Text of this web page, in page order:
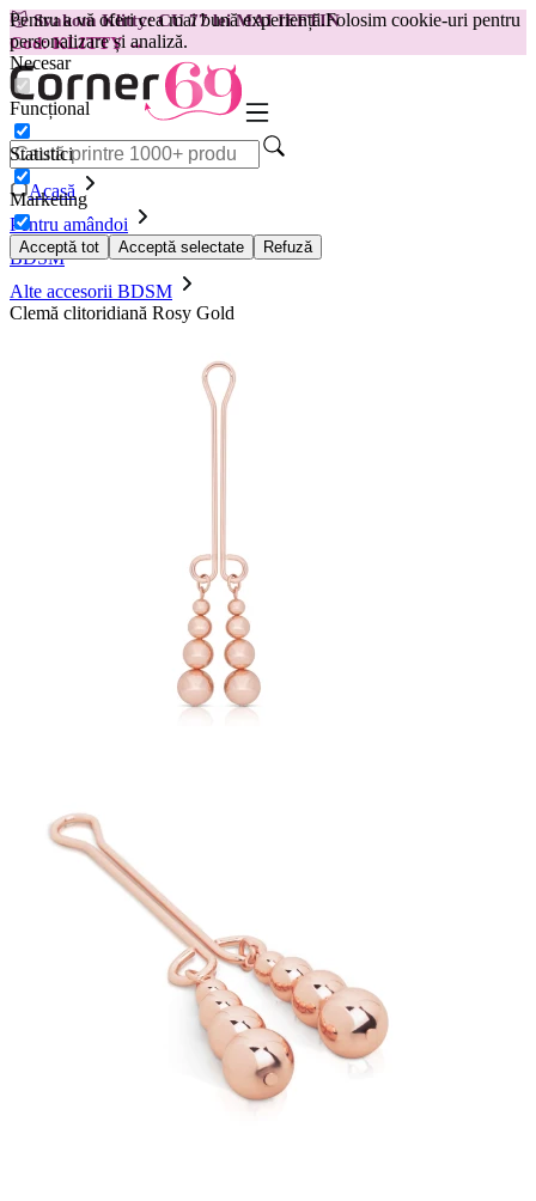
Pentru a vă oferi cea mai bună experiență.Folosim cookie-uri pentru
personalizare și analiză.
Necesar
Funcțional
Statistici
Marketing
Acceptă tot Acceptă selectate Refuză
😽Svakom Klitty: CU 77 lei MAI IEFTIN
Cod: KLITTY →
Acasă
Pentru amândoi
BDSM
Alte accesorii BDSM
Clemă clitoridiană Rosy Gold